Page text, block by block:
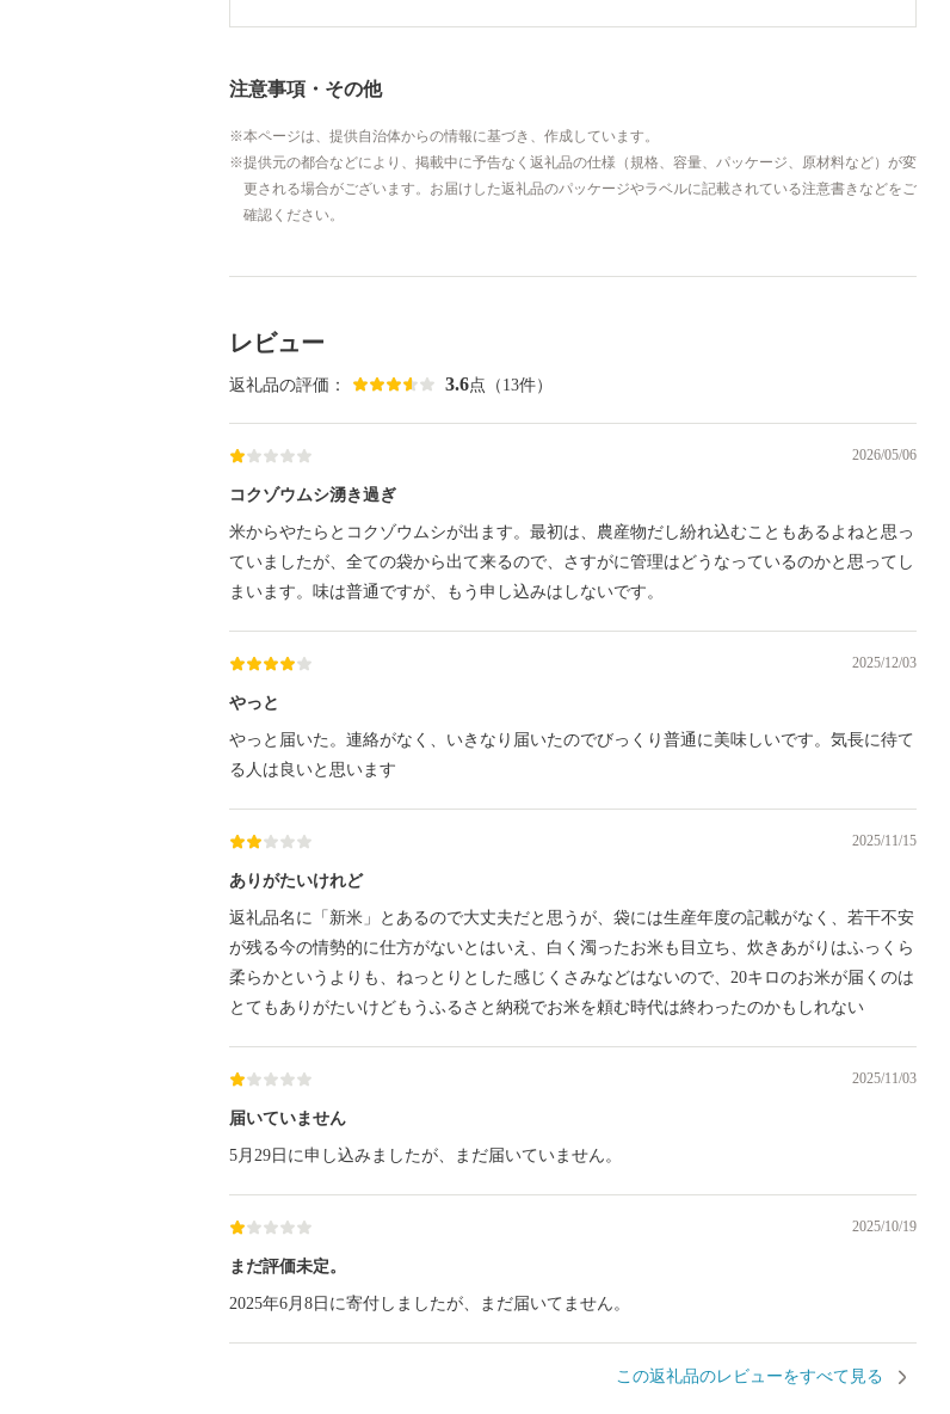
注意事項・その他
本ページは、提供自治体からの情報に基づき、作成しています。
提供元の都合などにより、掲載中に予告なく返礼品の仕様（規格、容量、パッケージ、原材料など）が変
更される場合がございます。お届けした返礼品のパッケージやラベルに記載されている注意書きなどをご
確認ください。
レビュー
返礼品の評価： 3.6点（13件）
2026/05/06
コクゾウムシ湧き過ぎ
米からやたらとコクゾウムシが出ます。最初は、農産物だし紛れ込むこともあるよねと思っ
ていましたが、全ての袋から出て来るので、さすがに管理はどうなっているのかと思ってし
まいます。味は普通ですが、もう申し込みはしないです。
2025/12/03
やっと
やっと届いた。連絡がなく、いきなり届いたのでびっくり普通に美味しいです。気長に待て
る人は良いと思います
2025/11/15
ありがたいけれど
返礼品名に「新米」とあるので大丈夫だと思うが、袋には生産年度の記載がなく、若干不安
が残る今の情勢的に仕方がないとはいえ、白く濁ったお米も目立ち、炊きあがりはふっくら
柔らかというよりも、ねっとりとした感じくさみなどはないので、20キロのお米が届くのは
とてもありがたいけどもうふるさと納税でお米を頼む時代は終わったのかもしれない
2025/11/03
届いていません
5月29日に申し込みましたが、まだ届いていません。
2025/10/19
まだ評価未定。
2025年6月8日に寄付しましたが、まだ届いてません。
この返礼品のレビューをすべて見る